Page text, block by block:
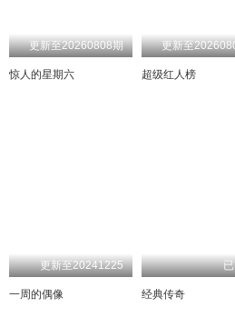
更新至20260808期
惊人的星期六
更新至
超级红人榜
更新至20241225
一周的偶像 经典传奇